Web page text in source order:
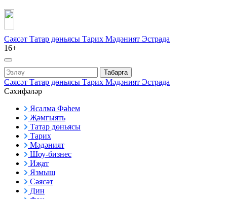
Сәясәт Татар дөньясы Тарих Мәдәният Эстрада
16+
Табарга
Сәясәт Татар дөньясы Тарих Мәдәният Эстрада
Сәхифәләр
Ясалма Фәһем
Җәмгыять
Татар дөньясы
Тарих
Мәдәният
Шоу-бизнес
Иҗат
Язмыш
Сәясәт
Дин